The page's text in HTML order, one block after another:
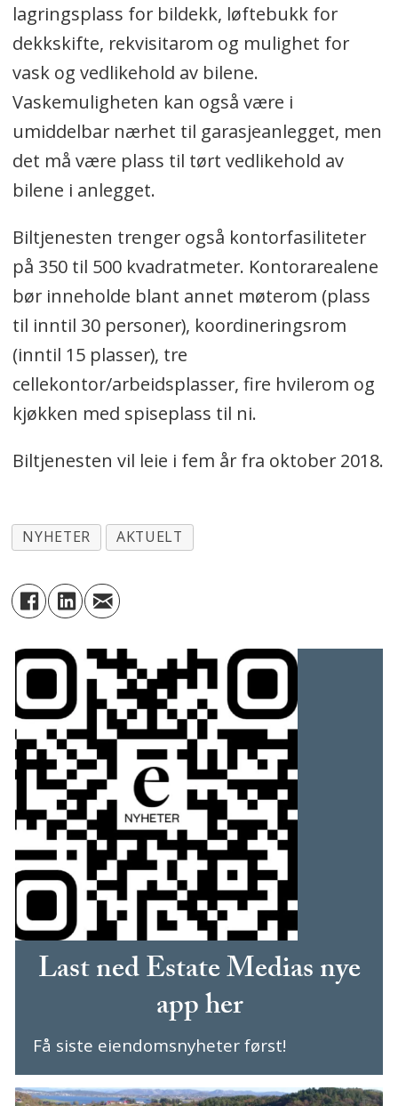
lagringsplass for bildekk, løftebukk for
dekkskifte, rekvisitarom og mulighet for
vask og vedlikehold av bilene.
Vaskemuligheten kan også være i
umiddelbar nærhet til garasjeanlegget, men
det må være plass til tørt vedlikehold av
bilene i anlegget.
Biltjenesten trenger også kontorfasiliteter
på 350 til 500 kvadratmeter. Kontorarealene
bør inneholde blant annet møterom (plass
til inntil 30 personer), koordineringsrom
(inntil 15 plasser), tre
cellekontor/arbeidsplasser, fire hvilerom og
kjøkken med spiseplass til ni.
Biltjenesten vil leie i fem år fra oktober 2018.
NYHETER AKTUELT
Last ned Estate Medias nye
app her
Få siste eiendomsnyheter først!